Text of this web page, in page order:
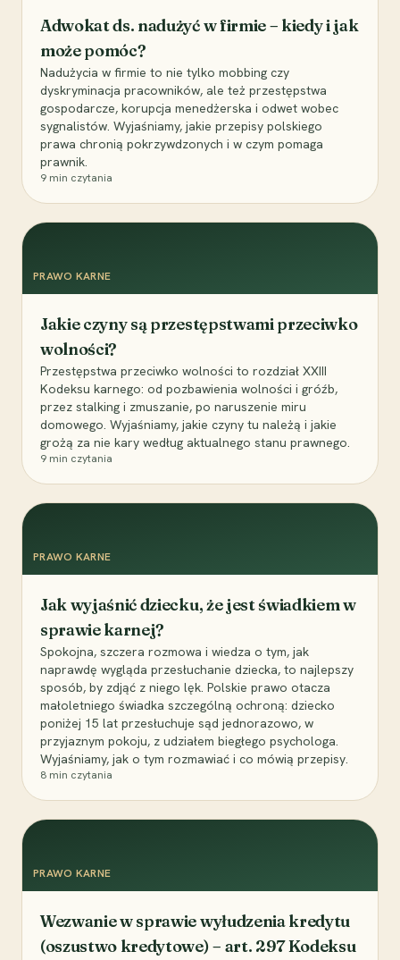
Adwokat ds. nadużyć w firmie – kiedy i jak
może pomóc?
Nadużycia w firmie to nie tylko mobbing czy
dyskryminacja pracowników, ale też przestępstwa
gospodarcze, korupcja menedżerska i odwet wobec
sygnalistów. Wyjaśniamy, jakie przepisy polskiego
prawa chronią pokrzywdzonych i w czym pomaga
prawnik.
9 min czytania
PRAWO KARNE
Jakie czyny są przestępstwami przeciwko
wolności?
Przestępstwa przeciwko wolności to rozdział XXIII
Kodeksu karnego: od pozbawienia wolności i gróźb,
przez stalking i zmuszanie, po naruszenie miru
domowego. Wyjaśniamy, jakie czyny tu należą i jakie
grożą za nie kary według aktualnego stanu prawnego.
9 min czytania
PRAWO KARNE
Jak wyjaśnić dziecku, że jest świadkiem w
sprawie karnej?
Spokojna, szczera rozmowa i wiedza o tym, jak
naprawdę wygląda przesłuchanie dziecka, to najlepszy
sposób, by zdjąć z niego lęk. Polskie prawo otacza
małoletniego świadka szczególną ochroną: dziecko
poniżej 15 lat przesłuchuje sąd jednorazowo, w
przyjaznym pokoju, z udziałem biegłego psychologa.
Wyjaśniamy, jak o tym rozmawiać i co mówią przepisy.
8 min czytania
PRAWO KARNE
Wezwanie w sprawie wyłudzenia kredytu
(oszustwo kredytowe) – art. 297 Kodeksu